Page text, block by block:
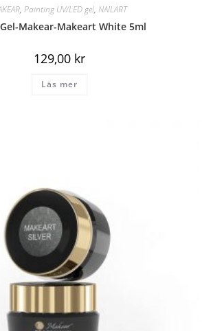
, Painting UV/LED gel, NAILART
Makear-Makeart White 5ml
129,00 kr
Läs mer